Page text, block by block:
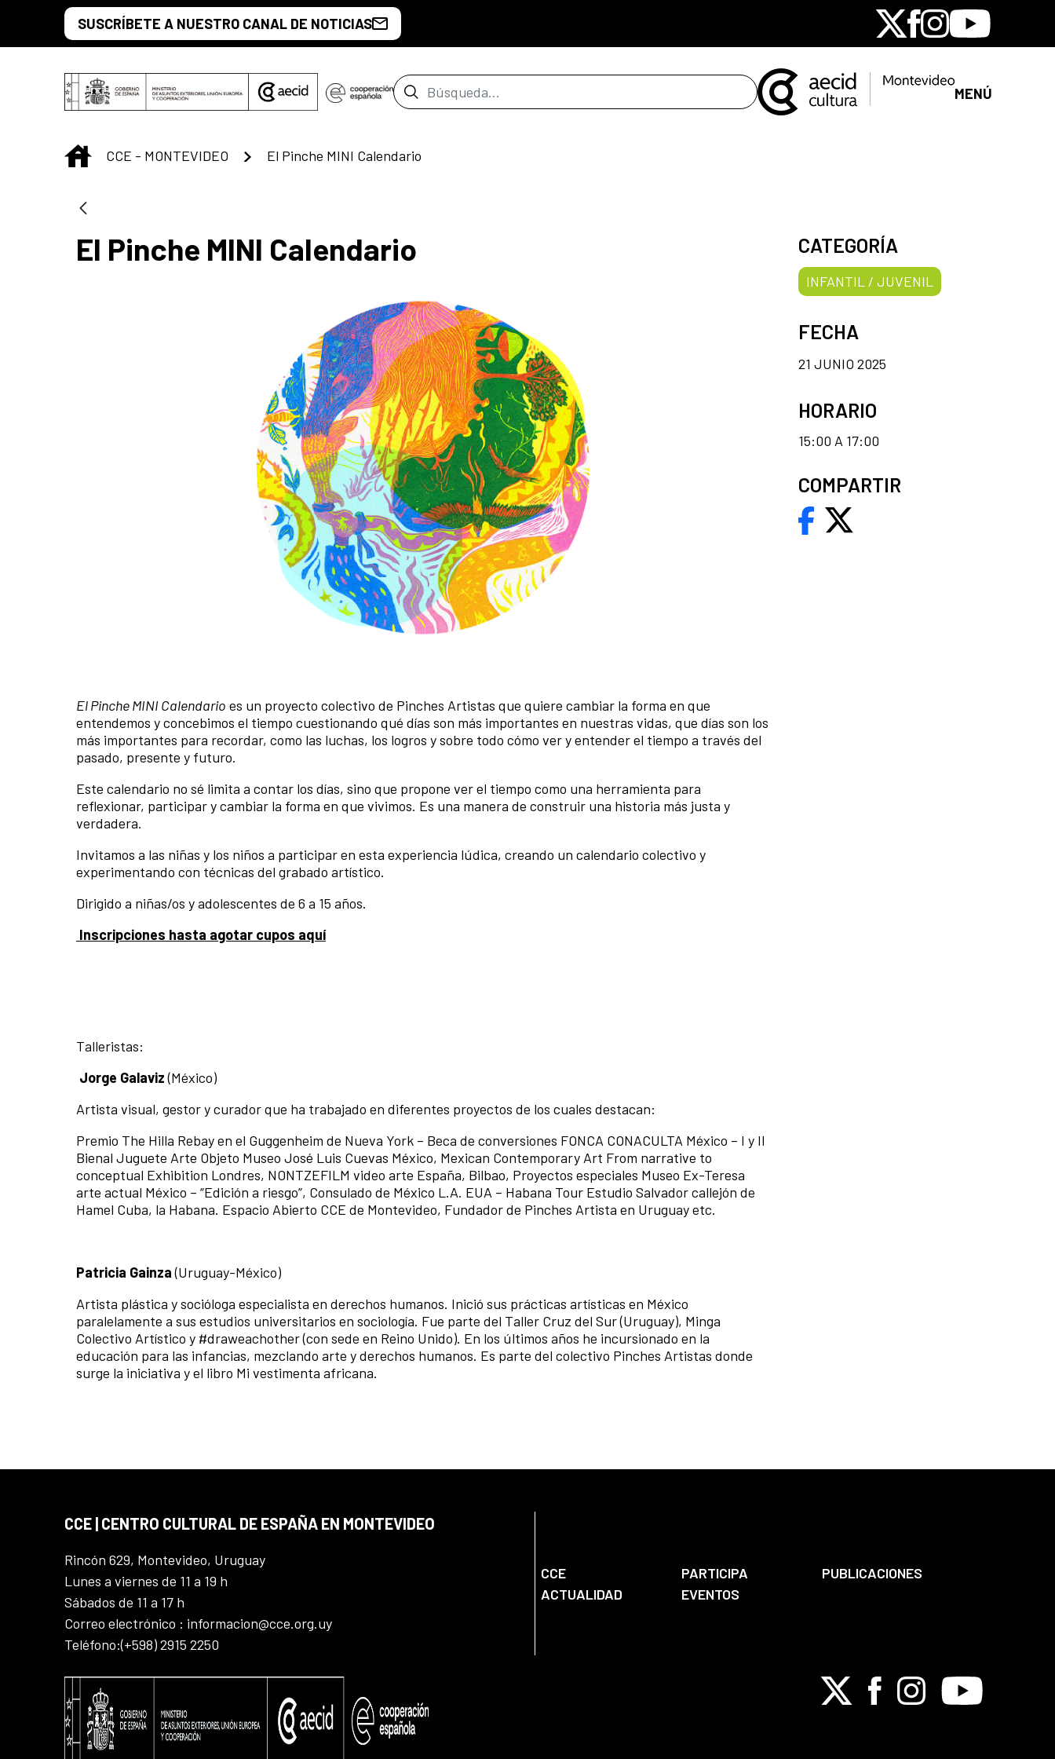
Saltar al contenido principal
SUSCRÍBETE A NUESTRO CANAL DE NOTICIAS X Facebook
Instagram
Youtube
Barra de búsqueda MENÚ
INICIO
CCE - MONTEVIDEO El Pinche MINI Calendario
El Pinche MINI Calendario
El Pinche MINI Calendario es un proyecto colectivo de Pinches Artistas que quiere cambiar la forma en que
entendemos y concebimos el tiempo cuestionando qué días son más importantes en nuestras vidas, que días son los
más importantes para recordar, como las luchas, los logros y sobre todo cómo ver y entender el tiempo a través del
pasado, presente y futuro.
Este calendario no sé limita a contar los días, sino que propone ver el tiempo como una herramienta para
reflexionar, participar y cambiar la forma en que vivimos. Es una manera de construir una historia más justa y
verdadera.
Invitamos a las niñas y los niños a participar en esta experiencia lúdica, creando un calendario colectivo y
experimentando con técnicas del grabado artístico.
Dirigido a niñas/os y adolescentes de 6 a 15 años.
Inscripciones hasta agotar cupos aquí
Talleristas:
Jorge Galaviz(México)
Artista visual, gestor y curador que ha trabajado en diferentes proyectos de los cuales destacan:
Premio The Hilla Rebay en el Guggenheim de Nueva York – Beca de conversiones FONCA CONACULTA México – I y II
Bienal Juguete Arte Objeto Museo José Luis Cuevas México, Mexican Contemporary Art From narrative to
conceptual Exhibition Londres, NONTZEFILM video arte España, Bilbao, Proyectos especiales Museo Ex-Teresa
arte actual México – “Edición a riesgo”, Consulado de México L.A. EUA – Habana Tour Estudio Salvador callejón de
Hamel Cuba, la Habana. Espacio Abierto CCE de Montevideo, Fundador de Pinches Artista en Uruguay etc.
Patricia Gainza(Uruguay-México)
Artista plástica y socióloga especialista en derechos humanos. Inició sus prácticas artísticas en México
paralelamente a sus estudios universitarios en sociología. Fue parte del Taller Cruz del Sur (Uruguay), Minga
Colectivo Artístico y #draweachother (con sede en Reino Unido). En los últimos años he incursionado en la
educación para las infancias, mezclando arte y derechos humanos. Es parte del colectivo Pinches Artistas donde
surge la iniciativa y el libro Mi vestimenta africana.
CATEGORÍA
INFANTIL / JUVENIL
FECHA
21 JUNIO 2025
HORARIO
15:00 A 17:00
COMPARTIR
CCE | CENTRO CULTURAL DE ESPAÑA EN MONTEVIDEO
Rincón 629, Montevideo, Uruguay
Lunes a viernes de 11 a 19 h
Sábados de 11 a 17 h
Correo electrónico : informacion@cce.org.uy
Teléfono:(+598) 2915 2250
CCE PARTICIPA
PUBLICACIONES
ACTUALIDAD
EVENTOS
X FacebookInstagramYoutube